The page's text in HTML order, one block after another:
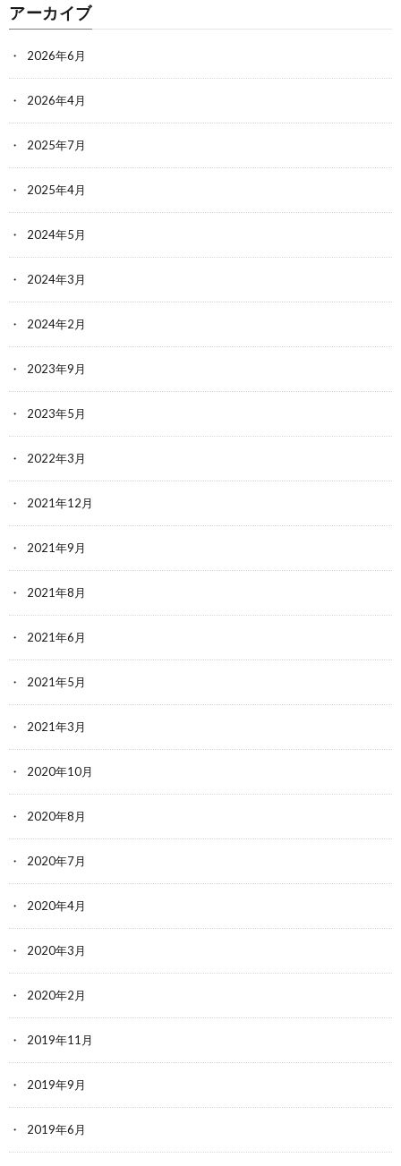
アーカイブ
2026年6月
2026年4月
2025年7月
2025年4月
2024年5月
2024年3月
2024年2月
2023年9月
2023年5月
2022年3月
2021年12月
2021年9月
2021年8月
2021年6月
2021年5月
2021年3月
2020年10月
2020年8月
2020年7月
2020年4月
2020年3月
2020年2月
2019年11月
2019年9月
2019年6月